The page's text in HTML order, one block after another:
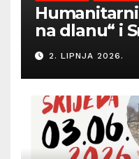
na dlanu“ i
Općine
sezonu
2. LIPNJA 2026.